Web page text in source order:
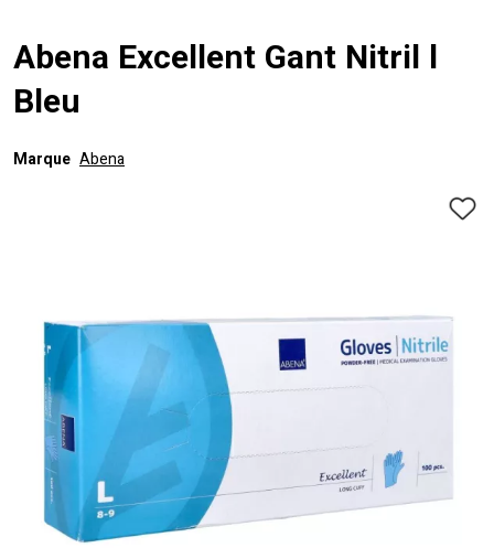
Abena Excellent Gant Nitril l
Bleu
Marque Abena